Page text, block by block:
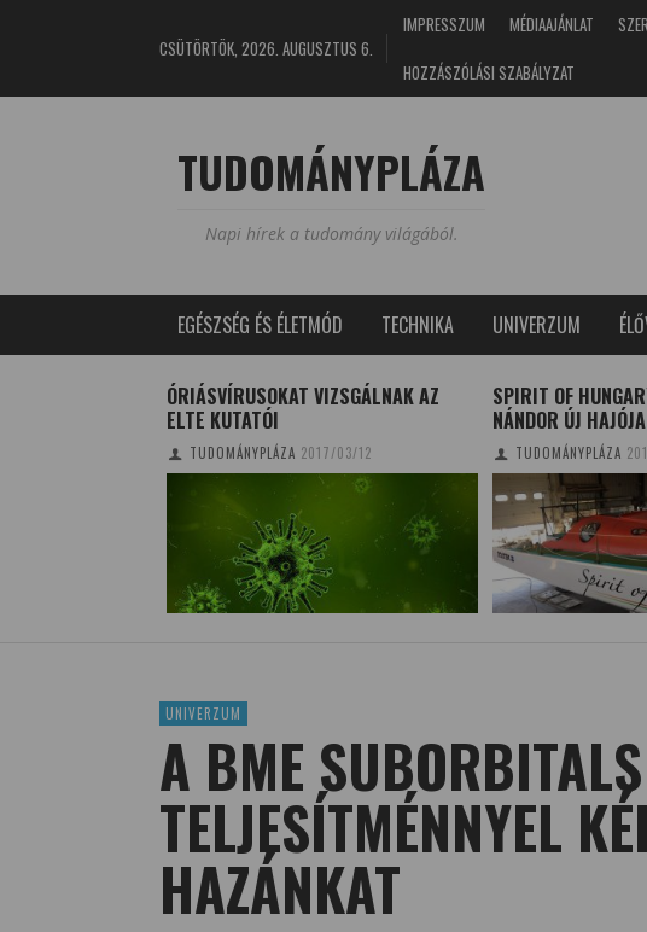
CSÜTÖRTÖK, 2026. AUGUSZTUS 6.
IMPRESSZUM MÉDIAAJÁNLAT
HOZZÁSZÓLÁSI SZABÁLYZAT
TUDOMÁNYPLÁZA
Napi hírek a tudomány világából.
EGÉSZSÉG ÉS ÉLETMÓD TECHNIKA UNIVERZUM
ÓRIÁSVÍRUSOKAT VIZSGÁLNAK AZ
ELTE KUTATÓI
TUDOMÁNYPLÁZA 2017/03/12
SPIRIT OF
NÁNDOR ÚJ HAJÓJA
TUDOMÁNYPLÁZA
UNIVERZUM
A BME
TELJESÍTMÉNNYEL
HAZÁNKAT